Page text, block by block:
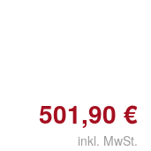
501,90 €
inkl. MwSt.